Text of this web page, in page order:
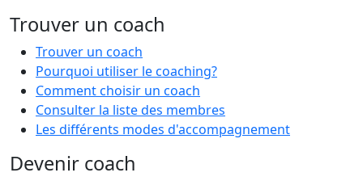
Trouver un coach
Trouver un coach
Pourquoi utiliser le coaching?
Comment choisir un coach
Consulter la liste des membres
Les différents modes d'accompagnement
Devenir coach